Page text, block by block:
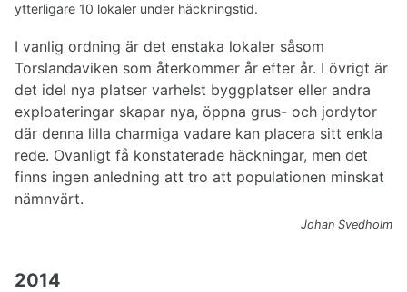
ytterligare 10 lokaler under häckningstid.
I vanlig ordning är det enstaka lokaler såsom
Torslandaviken som återkommer år efter år. I övrigt är
det idel nya platser varhelst byggplatser eller andra
exploateringar skapar nya, öppna grus- och jordytor
där denna lilla charmiga vadare kan placera sitt enkla
rede. Ovanligt få konstaterade häckningar, men det
finns ingen anledning att tro att populationen minskat
nämnvärt.
Johan Svedholm
2014